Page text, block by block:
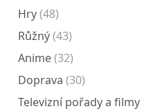
Hry(48)
Růžný(43)
Anime(32)
Doprava (30)
Televizní pořady a filmy